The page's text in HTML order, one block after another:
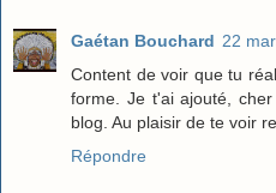
Gaétan Bouchard 22
Content de voir que tu
forme. Je t'ai ajouté,
blog. Au plaisir de te voir
Répondre